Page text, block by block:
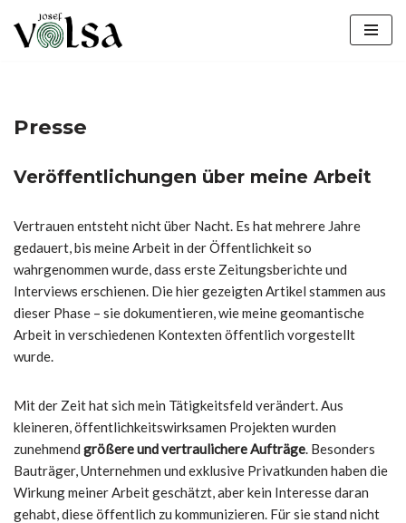
Zum
Presse
Veröffentlichungen über meine Arbeit
Vertrauen entsteht nicht über Nacht. Es hat mehrere Jahre
gedauert, bis meine Arbeit in der Öffentlichkeit so
wahrgenommen wurde, dass erste Zeitungsberichte und
Interviews erschienen. Die hier gezeigten Artikel stammen aus
dieser Phase – sie dokumentieren, wie meine geomantische
Arbeit in verschiedenen Kontexten öffentlich vorgestellt
wurde.
Mit der Zeit hat sich mein Tätigkeitsfeld verändert. Aus
kleineren, öffentlichkeitswirksamen Projekten wurden
zunehmend größere und vertraulichere Aufträge . Besonders
Bauträger, Unternehmen und exklusive Privatkunden haben die
Wirkung meiner Arbeit geschätzt, aber kein Interesse daran
gehabt, diese öffentlich zu kommunizieren. Für sie stand nicht